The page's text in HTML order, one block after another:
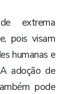
extrema
pois visam
humanas e
adoção de
pode